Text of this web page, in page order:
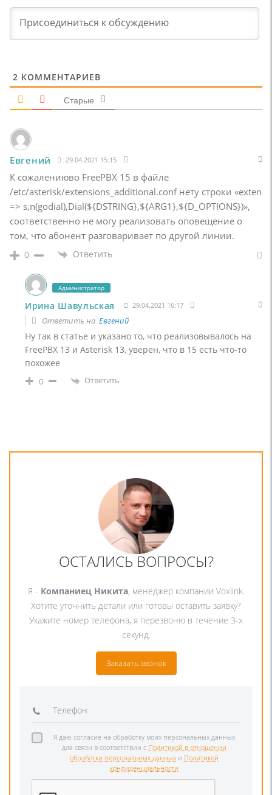
2 КОММЕНТАРИЕВ
Старые
Евгений 29.04.2021 15:15
К сожалениюво FreePBX 15 в файле
/etc/asterisk/extensions_additional.conf нету строки «exten
=> s,n(godial),Dial(${DSTRING},${ARG1},${D_OPTIONS})»,
соответственно не могу реализовать оповещение о
том, что абонент разговаривает по другой линии.
0 Ответить
Администратор
Ирина Шавульская 29.04.2021 16:17
Ответить на Евгений
Ну так в статье и указано то, что реализовывалось на
FreePBX 13 и Asterisk 13, уверен, что в 15 есть что-то
похожее
0 Ответить
ОСТАЛИСЬ ВОПРОСЫ?
Я - Компаниец Никита, менеджер компании Voxlink.
Хотите уточнить детали или готовы оставить заявку?
Укажите номер телефона, я перезвоню в течение 3-х
секунд.
Заказать звонок
Я даю согласие на обработку моих персональных данных
для связи в соответствии с Политикой в отношении
обработки персональных данных и Политикой
конфиденциальности